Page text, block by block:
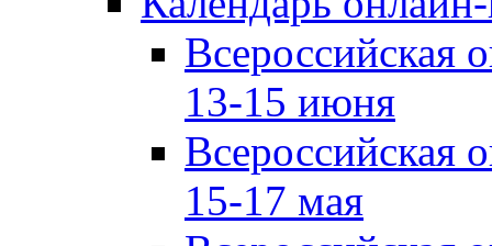
Всероссийская
13-15 июня
Всероссийская
15-17 мая